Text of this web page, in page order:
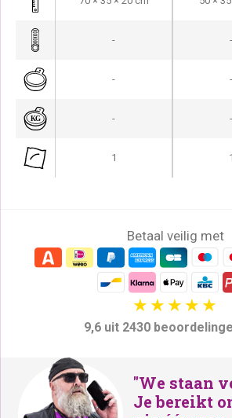
- -
- -
- -
1 1
Betaal veilig met
9,6 uit 2430
"We staan
Je bereikt